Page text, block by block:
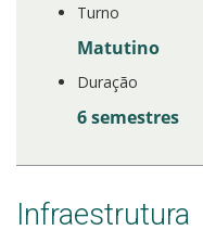
Turno
Matutino
Duração
6 semestres
Infraestrutura